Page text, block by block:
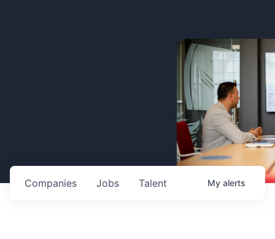
Jobs
Companies Talent My alerts